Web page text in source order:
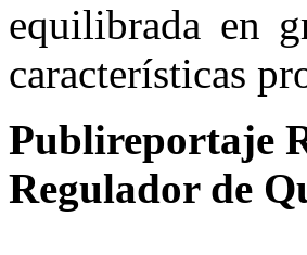
equilibrada en
características
Publireportaje
Regulador de